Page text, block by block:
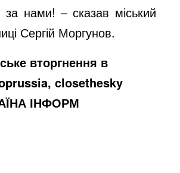
нами! – сказав міський
Сергій Моргунов.
вторгнення в
closethesky
ІНФОРМ